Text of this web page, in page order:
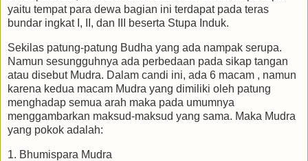
yaitu tempat para dewa bagian ini terdapat pada teras
bundar ingkat I, II, dan III beserta Stupa Induk.
Sekilas patung-patung Budha yang ada nampak serupa.
Namun sesungguhnya ada perbedaan pada sikap tangan
atau disebut Mudra. Dalam candi ini, ada 6 macam , namun
karena kedua macam Mudra yang dimiliki oleh patung
menghadap semua arah maka pada umumnya
menggambarkan maksud-maksud yang sama. Maka Mudra
yang pokok adalah:
1. Bhumispara Mudra